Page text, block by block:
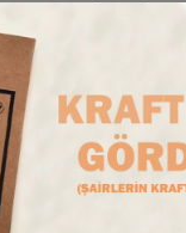
Stok : 0